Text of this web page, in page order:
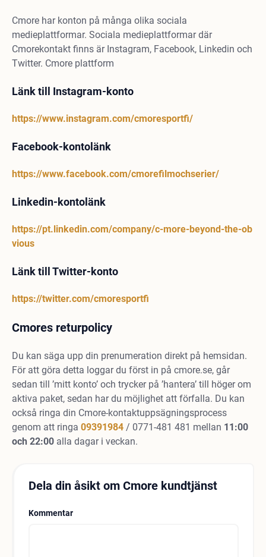
Cmore har konton på många olika sociala
medieplattformar. Sociala medieplattformar där
Cmorekontakt finns är Instagram, Facebook, Linkedin och
Twitter. Cmore plattform
Länk till Instagram-konto
https://www.instagram.com/cmoresportfi/
Facebook-kontolänk
https://www.facebook.com/cmorefilmochserier/
Linkedin-kontolänk
https://pt.linkedin.com/company/c-more-beyond-the-ob
vious
Länk till Twitter-konto
https://twitter.com/cmoresportfi
Cmores returpolicy
Du kan säga upp din prenumeration direkt på hemsidan.
För att göra detta loggar du först in på cmore.se, går
sedan till ’mitt konto’ och trycker på ’hantera’ till höger om
aktiva paket, sedan har du möjlighet att förfalla. Du kan
också ringa din Cmore-kontaktuppsägningsprocess
genom att ringa 09391984 / 0771-481 481 mellan 11:00
och 22:00 alla dagar i veckan.
Dela din åsikt om Cmore kundtjänst
Kommentar